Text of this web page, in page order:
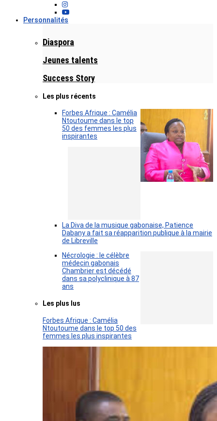
Personnalités
Diaspora
Jeunes talents
Success Story
Les plus récents
Forbes Afrique : Camélia
Ntoutoume dans le top
50 des femmes les plus
inspirantes
La Diva de la musique gabonaise, Patience
Dabany a fait sa réapparition publique à la mairie
de Libreville
Nécrologie : le célèbre
médecin gabonais
Chambrier est décédé
dans sa polyclinique à 87
ans
Les plus lus
Forbes Afrique : Camélia
Ntoutoume dans le top 50 des
femmes les plus inspirantes